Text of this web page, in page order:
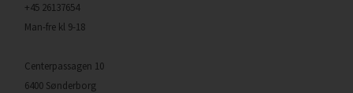
+45 26137654
Man-fre kl 9-18
Centerpassagen 10
6400 Sønderborg